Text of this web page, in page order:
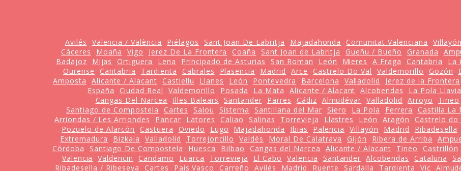
Avilés Valencia / València Piélagos Sant Joan De Labritja Majadahonda Comunitat Valenciana Villayón
Cáceres
Moaña Vigo Jerez De La Frontera Coaña Sant Joan de Labritja Gueñu / Bueño Granada
Badajoz
Mijas Ortiguera Lena Principado de Asturias San Roman León Mieres A Fraga Cantabria La
Ourense
Cantabria Tardienta Cabrales Plasencia Madrid Arce Castrelo Do Val Valdemorillo Gozón
Amposta
Alicante / Alacant Castiellu Llanes León Pontevedra Barcelona Valladolid Jerez de la Frontera
España
Ciudad Real Valdemorillo Posada La Mata Alicante / Alacant Alcobendas La Pola
Cangas Del Narcea
Illes Balears Santander Parres Cádiz Almudévar Valladolid Arroyo Tineo
Santiago de Compostela
Cartes Salou Sisterna Santillana del Mar Siero La Pola Ferrera Castilla La
Arriondas / Les Arriondes
Pancar Latores Caliao Salinas Torrevieja Llastres León Aragón Castrelo do
Pozuelo de Alarcón
Castuera Oviedo Lugo Majadahonda Ibias Palencia Villayón Madrid Ribadesella
Extremadura
Bizkaia Valladolid Torrejoncillo Valdés Moral De Calatrava Gijón Ribera de Arriba
Córdoba
Santiago De Compostela Huesca Bilbao Cangas del Narcea Alicante / Alacant Tineo Castrillón
Valencia
Valdencin Candamo Luarca Torrevieja El Cabo Valencia Santander Alcobendas Cataluña
Ribadesella / Ribeseya
Cartes País Vasco Carreño Avilés Madrid Ruente Sardalla Tardienta Vic